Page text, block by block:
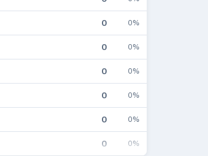
0 0%
0 0%
0 0%
0 0%
0 0%
0 0%